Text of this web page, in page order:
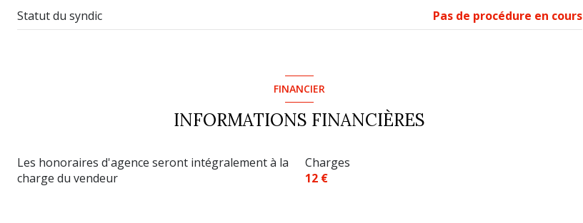
Statut du syndic Pas de procédure en cours
FINANCIER
INFORMATIONS FINANCIÈRES
Les honoraires d'agence seront intégralement à la
charge du vendeur
Charges
12 €